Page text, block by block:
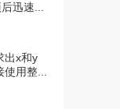
06:42
迅速...
出x和y
用整...